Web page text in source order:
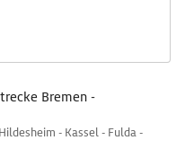
Bremen -
- Kassel - Fulda -